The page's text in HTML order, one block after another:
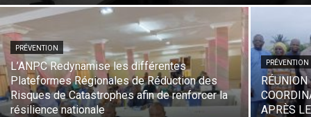
PRÉVENTION
L’ANPC Redynamise les différentes
Plateformes Régionales de Réduction des
Risques de Catastrophes afin de renforcer la
résilience nationale
PRÉVENTION
RÉUNION
APRÈS